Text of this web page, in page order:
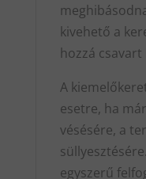
kivehető a
hozzá
A
esetre, ha
vésésére, a
egyszerű